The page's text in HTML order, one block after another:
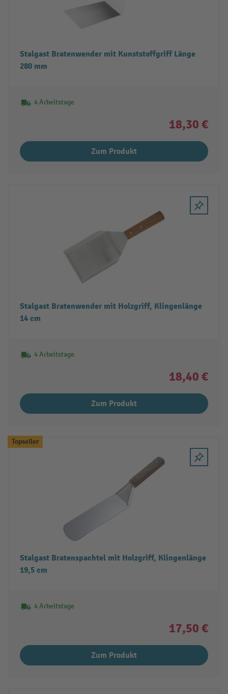
Stalgast Bratenwender mit Kunststoffgriff Länge
280 mm
4 Arbeitstage
18,30 €
Zum Produkt
Stalgast Bratenwender mit Holzgriff, Klingenlänge
14 cm
4 Arbeitstage
18,40 €
Zum Produkt
Topseller
Stalgast Bratenspachtel mit Holzgriff, Klingenlänge
19,5 cm
4 Arbeitstage
17,50 €
Zum Produkt